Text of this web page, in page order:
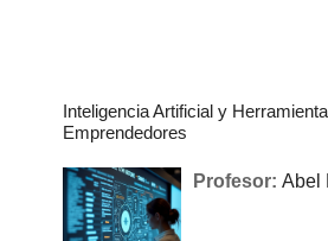
Inteligencia Artificial y
Emprendedores
Profesor: Abel